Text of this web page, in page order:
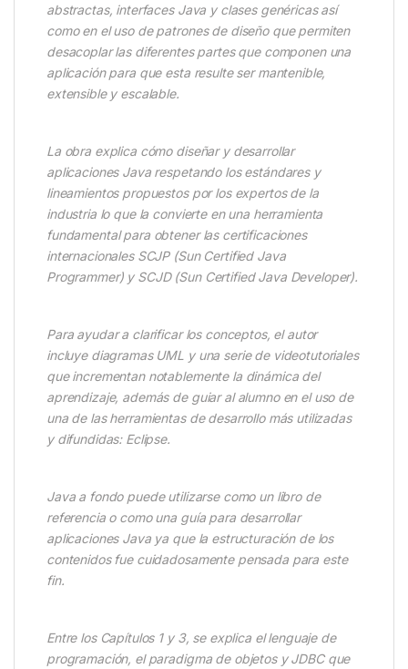
abstractas, interfaces Java y clases genéricas así
como en el uso de patrones de diseño que permiten
desacoplar las diferentes partes que componen una
aplicación para que esta resulte ser mantenible,
extensible y escalable.
La obra explica cómo diseñar y desarrollar
aplicaciones Java respetando los estándares y
lineamientos propuestos por los expertos de la
industria lo que la convierte en una herramienta
fundamental para obtener las certificaciones
internacionales SCJP (Sun Certified Java
Programmer) y SCJD (Sun Certified Java Developer).
Para ayudar a clarificar los conceptos, el autor
incluye diagramas UML y una serie de videotutoriales
que incrementan notablemente la dinámica del
aprendizaje, además de guiar al alumno en el uso de
una de las herramientas de desarrollo más utilizadas
y difundidas: Eclipse.
Java a fondo puede utilizarse como un libro de
referencia o como una guía para desarrollar
aplicaciones Java ya que la estructuración de los
contenidos fue cuidadosamente pensada para este
fin.
Entre los Capítulos 1 y 3, se explica el lenguaje de
programación, el paradigma de objetos y JDBC que